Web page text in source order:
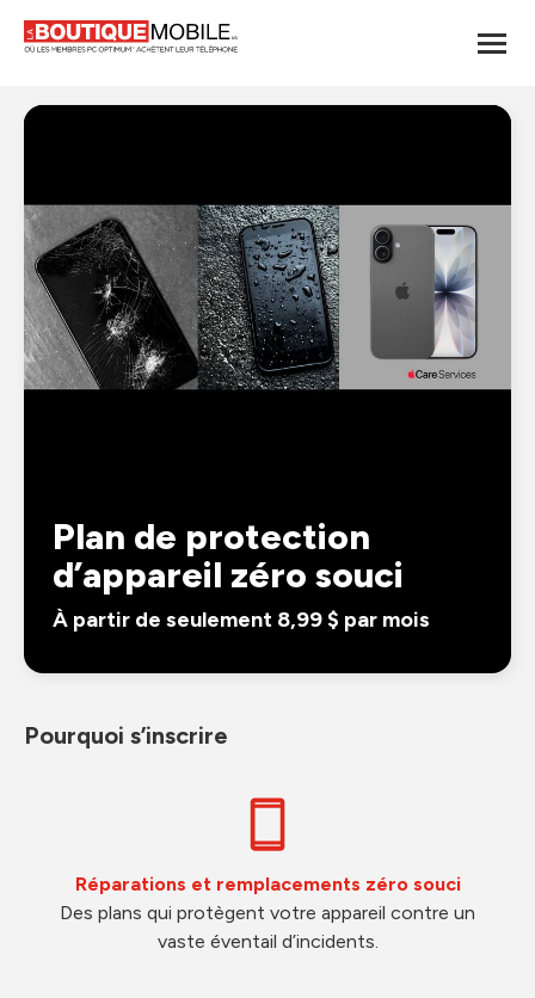
Plan de protection
d’appareil zéro souci
À partir de seulement 8,99 $ par mois
Pourquoi s’inscrire
Réparations et remplacements zéro souci
Des plans qui protègent votre appareil contre un
vaste éventail d’incidents.